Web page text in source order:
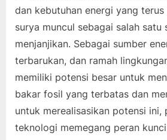
dan kebutuhan energi yang
surya muncul sebagai salah satu
menjanjikan. Sebagai sumber
terbarukan, dan ramah
memiliki potensi besar untuk
bakar fosil yang terbatas dan
untuk merealisasikan potensi ini,
teknologi memegang peran